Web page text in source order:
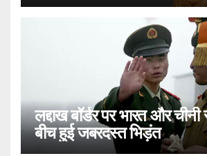
लद्दाख बॉर्डर पर भारत और
बीच हुई जबरदस्त भिड़ंत